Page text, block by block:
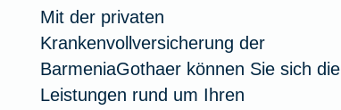
Ausstellungsversicherung
Valorenversicherung
Mit der privaten
Krankenvollversicherung der
BarmeniaGothaer können Sie sich die
Leistungen rund um Ihren